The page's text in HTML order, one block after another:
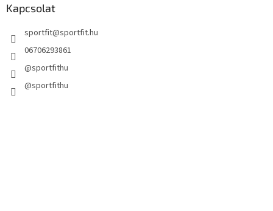
Kapcsolat
sportfit@sportfit.hu
06706293861
@sportfithu
@sportfithu